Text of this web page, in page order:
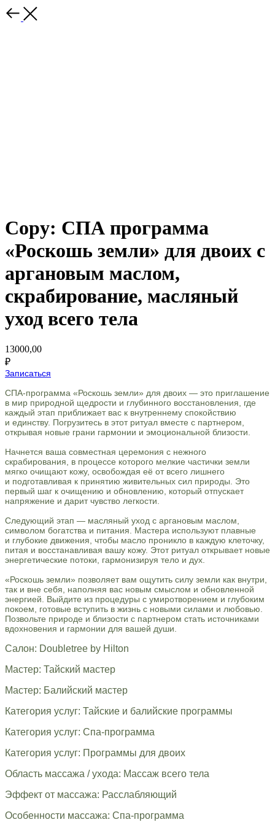
Copy: СПА программа
«Роскошь земли» для двоих с
аргановым маслом,
скрабирование, масляный
уход всего тела
13000,00
₽
Записаться
СПА-программа «Роскошь земли» для двоих — это приглашение
в мир природной щедрости и глубинного восстановления, где
каждый этап приближает вас к внутреннему спокойствию
и единству. Погрузитесь в этот ритуал вместе с партнером,
открывая новые грани гармонии и эмоциональной близости.
Начнется ваша совместная церемония с нежного
скрабирования, в процессе которого мелкие частички земли
мягко очищают кожу, освобождая её от всего лишнего
и подготавливая к принятию живительных сил природы. Это
первый шаг к очищению и обновлению, который отпускает
напряжение и дарит чувство легкости.
Следующий этап — масляный уход с аргановым маслом,
символом богатства и питания. Мастера используют плавные
и глубокие движения, чтобы масло проникло в каждую клеточку,
питая и восстанавливая вашу кожу. Этот ритуал открывает новые
энергетические потоки, гармонизируя тело и дух.
«Роскошь земли» позволяет вам ощутить силу земли как внутри,
так и вне себя, наполняя вас новым смыслом и обновленной
энергией. Выйдите из процедуры с умиротворением и глубоким
покоем, готовые вступить в жизнь с новыми силами и любовью.
Позвольте природе и близости с партнером стать источниками
вдохновения и гармонии для вашей души.
Салон: Doubletree by Hilton
Мастер: Тайский мастер
Мастер: Балийский мастер
Категория услуг: Тайские и балийские программы
Категория услуг: Спа-программа
Категория услуг: Программы для двоих
Область массажа / ухода: Массаж всего тела
Эффект от массажа: Расслабляющий
Особенности массажа: Спа-программа